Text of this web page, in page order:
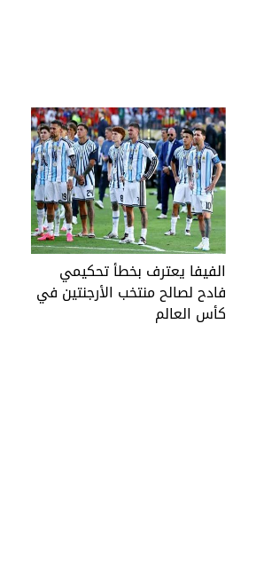
الفيفا يعترف بخطأ تحكيمي
فادح لصالح منتخب الأرجنتين في
كأس العالم